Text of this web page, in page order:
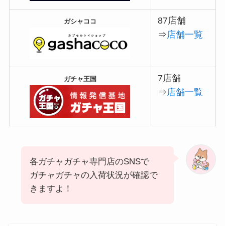
ガシャココ
87店舗
⇒店舗一覧
ガチャ王国
7店舗
⇒店舗一覧
各ガチャガチャ専門店のSNSで
ガチャガチャの入荷状況が確認で
きますよ！